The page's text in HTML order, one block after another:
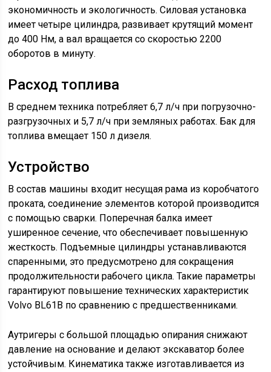
экономичность и экологичность. Силовая установка
имеет четыре цилиндра, развивает крутящий момент
до 400 Нм, а вал вращается со скоростью 2200
оборотов в минуту.
Расход топлива
В среднем техника потребляет 6,7 л/ч при погрузочно-
разгрузочных и 5,7 л/ч при земляных работах. Бак для
топлива вмещает 150 л дизеля.
Устройство
В состав машины входит несущая рама из коробчатого
проката, соединение элементов которой производится
с помощью сварки. Поперечная балка имеет
уширенное сечение, что обеспечивает повышенную
жесткость. Подъемные цилиндры устанавливаются
спаренными, это предусмотрено для сокращения
продолжительности рабочего цикла. Такие параметры
гарантируют повышение технических характеристик
Volvo BL61B по сравнению с предшественниками.
Аутригеры с большой площадью опирания снижают
давление на основание и делают экскаватор более
устойчивым. Кинематика также изготавливается из